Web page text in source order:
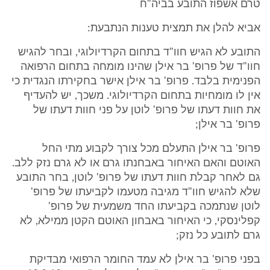
טרם אשפוז התובע בביה"ח
אביא להלן את תמצית טענות הנתבעת:
התובע לא הגיש חוו"ד בתחום הקרדיולוגי, ובחר להגיש
חוו"ד של פרופ' בר אילן שהינו מומחה בתחום הרפואה
הפנימית בלבד. פרופ' בר אילן אישר בחקירתו הנגדית כי
אין לו מומחיות בתחום הקרדיולוגי. משכך, יש להעדיף
את חוות דעתו של פרופ' לוטן על פני חוות דעתו של
פרופ' בר אילן;
פרופ' בר אילן התעלם מכל צורך לקבוע מתי החל
האוטם והאם האיחור באבחנתו גרם או לא גרם נזק ללב.
גם לאחר קבלת חוות דעתו של פרופ' לוטן, בחר התובע
שלא להגיש חוו"ד מגיבה מטעמו לקביעתו של פרופ'
לוטן שנתמכה בקביעתו החד משמעית של פרופ'
קפלינסקי, כי האיחור באבחון האוטם הקטן ממילא, לא
גרם לתובע כל נזק;
בפני פרופ' בר אילן לא עמד החומר הרפואי מבדיקת